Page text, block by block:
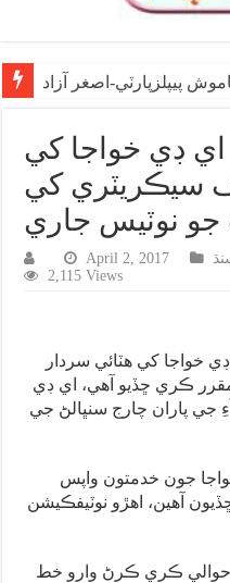
پيپلزپارٽي-اصغر آزاد
ڊي خواجا کي
سيڪريٽري کي
جو نوٽيس جاري
April 2, 2017
2,115 Views
خواجا کي هٽائي سردار
ڪري ڇڏيو آهي، اي ڊي
جي پاران چارج سنڀالڻ جي
جون خدمتون واپس
آهين، اهڙو نوٽيفڪيشن
حوالي ڪري ڪرڻ وارو خط